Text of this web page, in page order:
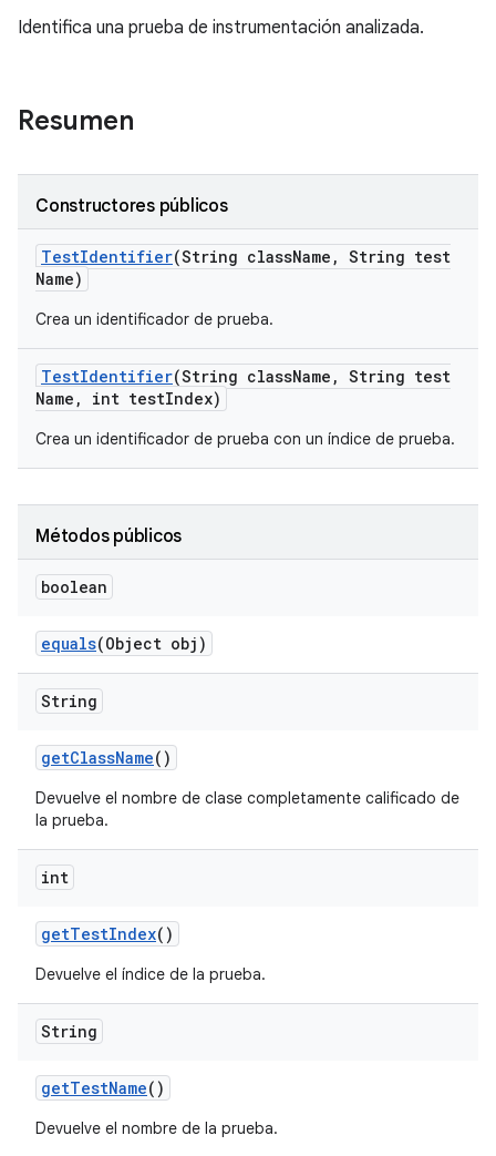
Identifica una prueba de instrumentación analizada.
Resumen
Constructores públicos
TestIdentifier(String className , String test
Name)
Crea un identificador de prueba.
TestIdentifier(String className , String test
Name , int testIndex)
Crea un identificador de prueba con un índice de prueba.
Métodos públicos
boolean
equals(Object obj)
String
getClassName()
Devuelve el nombre de clase completamente calificado de
la prueba.
int
getTestIndex()
Devuelve el índice de la prueba.
String
getTestName()
Devuelve el nombre de la prueba.